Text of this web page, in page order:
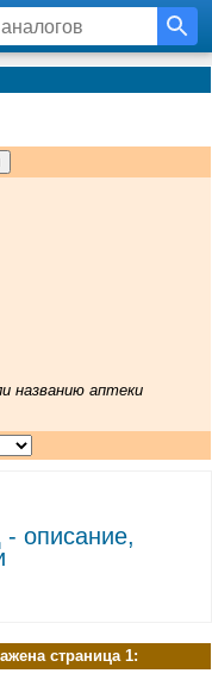
названию аптеки
- описание,
страница 1: